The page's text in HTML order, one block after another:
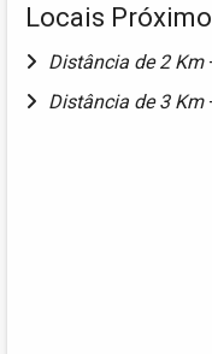
Locais
Distância de 2 Km
Distância de 3 Km